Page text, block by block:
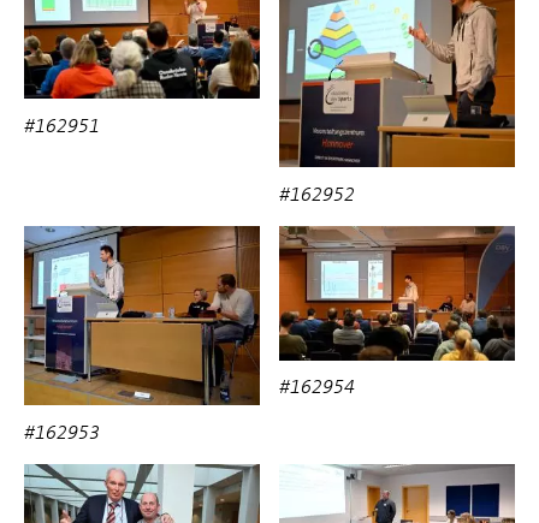
#162951
#162952
#162953
#162954